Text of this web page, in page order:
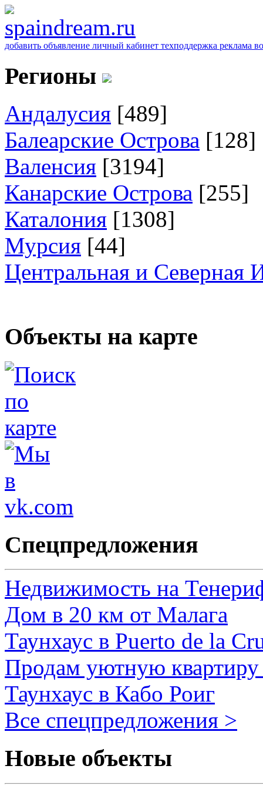
добавить объявление личный кабинет техподдержка реклама
Регионы
Андалусия [489]
Балеарские Острова [128]
Валенсия [3194]
Канарские Острова [255]
Каталония [1308]
Мурсия [44]
Центральная и Северная
Объекты на карте
Спецпредложения
Недвижимость на
Дом в 20 км от Малага
Таунхаус в Puerto de la
Продам уютную
Таунхаус в Кабо Роиг
Все спецпредложения >
Новые объекты